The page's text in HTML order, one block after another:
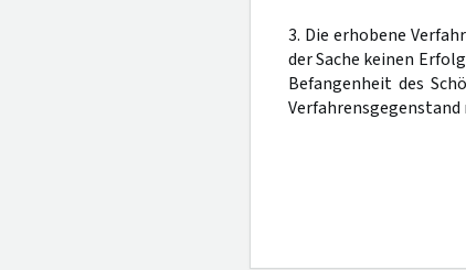
3. Die erhobene
der Sache keinen
Befangenheit des